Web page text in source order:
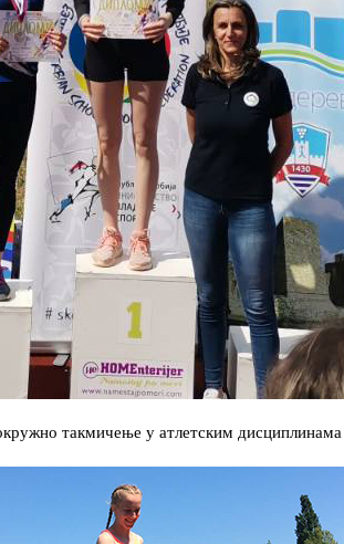
такмичење у атлетским